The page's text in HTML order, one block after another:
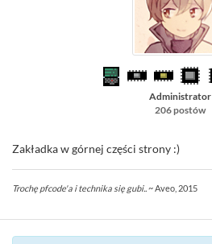
Administrator
206 postów
Zakładka w górnej części strony :)
Trochę pfcode'a i technika się gubi..~ Aveo, 2015